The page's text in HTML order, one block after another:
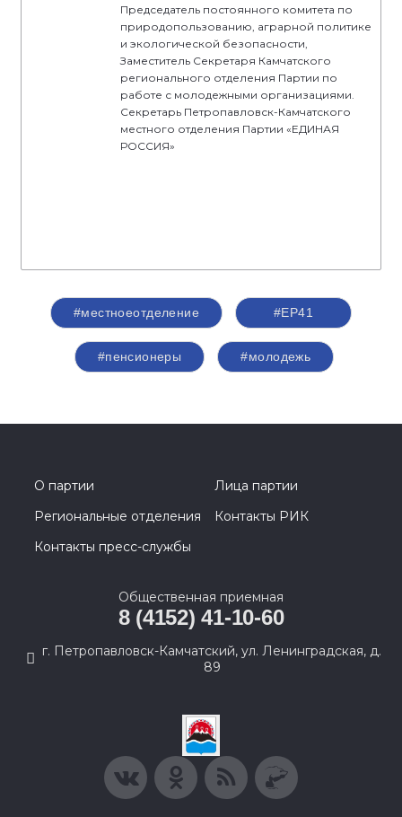
Председатель постоянного комитета по
природопользованию, аграрной политике
и экологической безопасности,
Заместитель Секретаря Камчатского
регионального отделения Партии по
работе с молодежными организациями.
Секретарь Петропавловск-Камчатского
местного отделения Партии «ЕДИНАЯ
РОССИЯ»
#местноеотделение #ЕР41
#пенсионеры #молодежь
О партии
Лица партии
Региональные отделения
Контакты РИК
Контакты пресс-службы
Общественная приемная
8 (4152) 41-10-60
г. Петропавловск-Камчатский, ул. Ленинградская, д.
89